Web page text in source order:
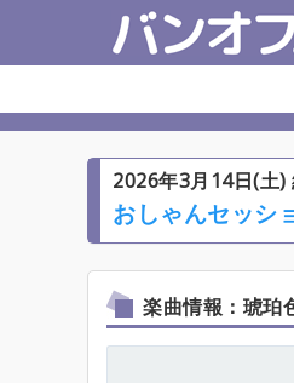
2026年3月14日(土)
おしゃんセッシ
楽曲情報：琥珀